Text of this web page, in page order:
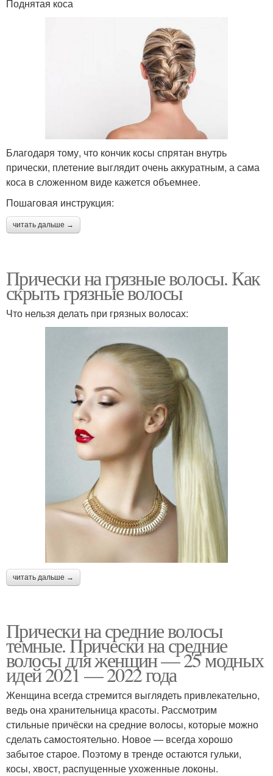
Поднятая коса
Благодаря тому, что кончик косы спрятан внутрь
прически, плетение выглядит очень аккуратным, а сама
коса в сложенном виде кажется объемнее.
Пошаговая инструкция:
читать дальше →
Прически на грязные волосы. Как
скрыть грязные волосы
Что нельзя делать при грязных волосах:
читать дальше →
Прически на средние волосы
темные. Прически на средние
волосы для женщин — 25 модных
идей 2021 — 2022 года
Женщина всегда стремится выглядеть привлекательно,
ведь она хранительница красоты. Рассмотрим
стильные причёски на средние волосы, которые можно
сделать самостоятельно. Новое — всегда хорошо
забытое старое. Поэтому в тренде остаются гульки,
косы, хвост, распущенные ухоженные локоны.